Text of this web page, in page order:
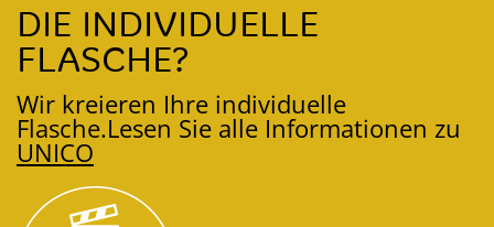
DIE INDIVIDUELLE
FLASCHE?
Wir kreieren Ihre individuelle
Flasche.Lesen Sie alle Informationen zu
UNICO